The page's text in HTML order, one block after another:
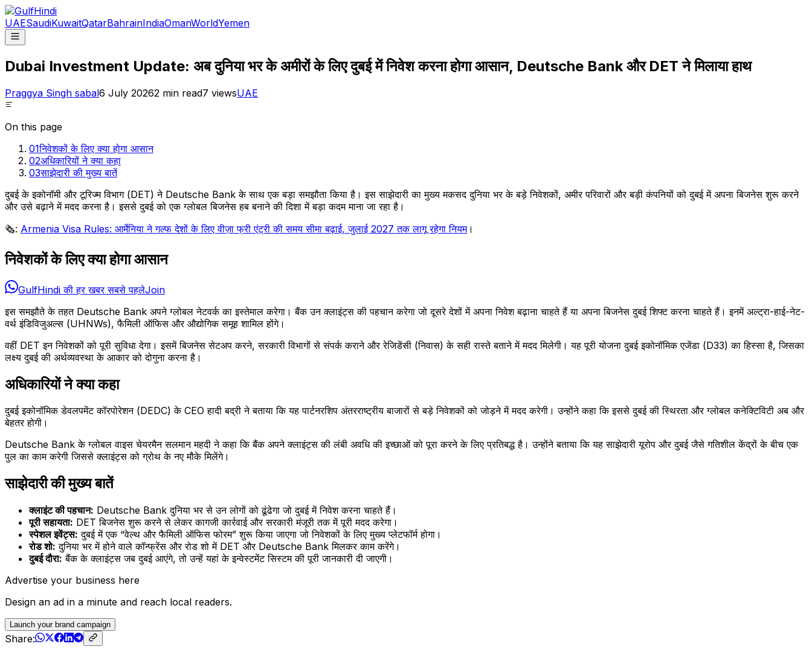
UAESaudiKuwaitQatarBahrainIndiaOmanWorldYemen
Dubai Investment Update: अब दुनिया भर के अमीरों के लिए दुबई में निवेश करना होगा आसान, Deutsche Bank और DET ने मिलाया हाथ
Praggya Singh sabal6 July 20262 min read7 viewsUAE
On this page
01निवेशकों के लिए क्या होगा आसान
02अधिकारियों ने क्या कहा
03साझेदारी की मुख्य बातें
दुबई के इकोनॉमी और टूरिज्म विभाग (DET) ने Deutsche Bank के साथ एक बड़ा समझौता किया है। इस साझेदारी का मुख्य मकसद दुनिया भर के बड़े निवेशकों, अमीर परिवारों और बड़ी कंपनियों को दुबई में अपना बिजनेस शुरू करने
और उसे बढ़ाने में मदद करना है। इससे दुबई को एक ग्लोबल बिजनेस हब बनाने की दिशा में बड़ा कदम माना जा रहा है।
🗞️: Armenia Visa Rules: आर्मेनिया ने गल्फ देशों के लिए वीज़ा फ्री एंट्री की समय सीमा बढ़ाई, जुलाई 2027 तक लागू रहेगा नियम।
निवेशकों के लिए क्या होगा आसान
GulfHindi की हर खबर सबसे पहलेJoin
इस समझौते के तहत Deutsche Bank अपने ग्लोबल नेटवर्क का इस्तेमाल करेगा। बैंक उन क्लाइंट्स की पहचान करेगा जो दूसरे देशों में अपना निवेश बढ़ाना चाहते हैं या अपना बिजनेस दुबई शिफ्ट करना चाहते हैं। इनमें अल्ट्रा-हाई-नेट-
वर्थ इंडिविजुअल्स (UHNWs), फैमिली ऑफिस और औद्योगिक समूह शामिल होंगे।
वहीं DET इन निवेशकों को पूरी सुविधा देगा। इसमें बिजनेस सेटअप करने, सरकारी विभागों से संपर्क कराने और रेजिडेंसी (निवास) के सही रास्ते बताने में मदद मिलेगी। यह पूरी योजना दुबई इकोनॉमिक एजेंडा (D33) का हिस्सा है, जिसका
लक्ष्य दुबई की अर्थव्यवस्था के आकार को दोगुना करना है।
अधिकारियों ने क्या कहा
दुबई इकोनॉमिक डेवलपमेंट कॉरपोरेशन (DEDC) के CEO हादी बद्री ने बताया कि यह पार्टनरशिप अंतरराष्ट्रीय बाजारों से बड़े निवेशकों को जोड़ने में मदद करेगी। उन्होंने कहा कि इससे दुबई की स्थिरता और ग्लोबल कनेक्टिविटी अब और
बेहतर होगी।
Deutsche Bank के ग्लोबल वाइस चेयरमैन सलमान महदी ने कहा कि बैंक अपने क्लाइंट्स की लंबी अवधि की इच्छाओं को पूरा करने के लिए प्रतिबद्ध है। उन्होंने बताया कि यह साझेदारी यूरोप और दुबई जैसे गतिशील केंद्रों के बीच एक
पुल का काम करेगी जिससे क्लाइंट्स को ग्रोथ के नए मौके मिलेंगे।
साझेदारी की मुख्य बातें
क्लाइंट की पहचान: Deutsche Bank दुनिया भर से उन लोगों को ढूंढेगा जो दुबई में निवेश करना चाहते हैं।
पूरी सहायता: DET बिजनेस शुरू करने से लेकर कागजी कार्रवाई और सरकारी मंजूरी तक में पूरी मदद करेगा।
स्पेशल इवेंट्स: दुबई में एक “वेल्थ और फैमिली ऑफिस फोरम” शुरू किया जाएगा जो निवेशकों के लिए मुख्य प्लेटफॉर्म होगा।
रोड शो: दुनिया भर में होने वाले कॉन्फ्रेंस और रोड शो में DET और Deutsche Bank मिलकर काम करेंगे।
दुबई दौरा: बैंक के क्लाइंट्स जब दुबई आएंगे, तो उन्हें यहां के इन्वेस्टमेंट सिस्टम की पूरी जानकारी दी जाएगी।
Advertise your business here
Design an ad in a minute and reach local readers.
Launch your brand campaign
Share: